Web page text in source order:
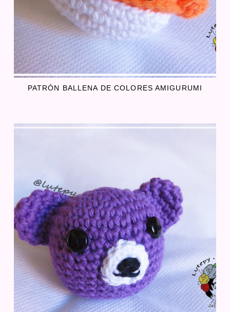
PATRÓN BALLENA DE COLORES AMIGURUMI